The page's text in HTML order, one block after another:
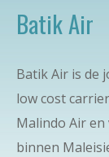
Batik Air
Batik Air is de
low cost
Malindo Air
binnen